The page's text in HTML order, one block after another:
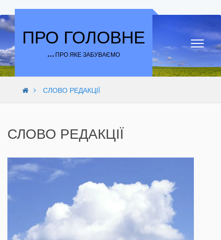
Skip to content
ПРО ГОЛОВНЕ
… ПРО ЯКЕ ЗАБУВАЄМО
СЛОВО РЕДАКЦІЇ
СЛОВО РЕДАКЦІЇ